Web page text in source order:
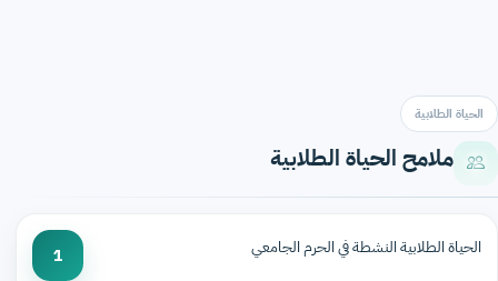
الحياة الطلابية
ملامح الحياة الطلابية
الحياة الطلابية النشطة في الحرم الجامعي 1